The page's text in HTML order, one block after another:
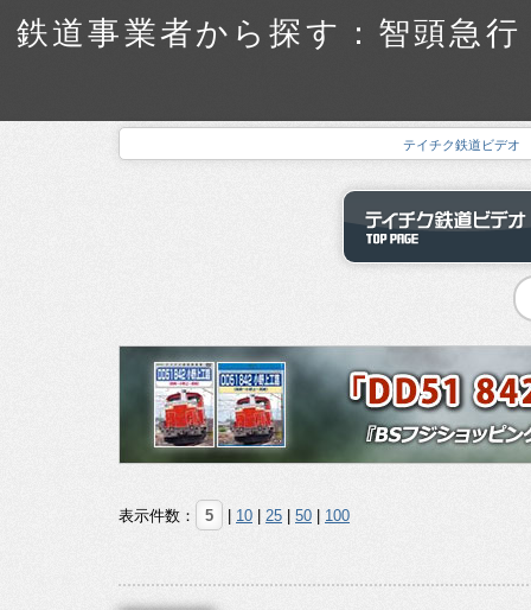
鉄道事業者から探す：智頭急
テイチク鉄道ビデオ
表示件数： 5 10 25 50 100